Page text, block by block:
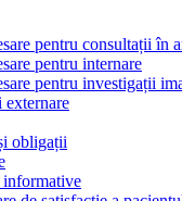
pentru consultații în
pentru internare
pentru investigații
obligații